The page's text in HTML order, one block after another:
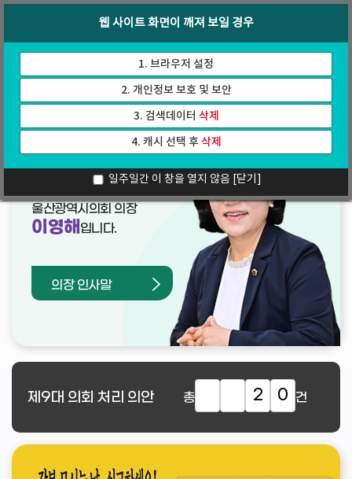
가
기
인터넷방송
웹 사이트 화면이 깨져 보일 경우
1. 브라우저 설정
2. 개인정보 보호 및 보안
3. 검색데이터 삭제
4. 캐시 선택 후삭제
일주일간 이 창을 열지 않음 [닫기]
열린의장실
울산광역시의회 의장
이영해 입니다.
의장 인사말
제9대 의회 처리 의안 총 2 0 건